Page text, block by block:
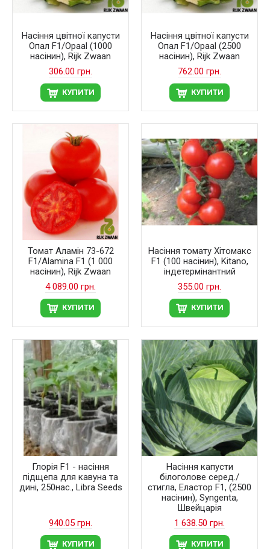
Насіння цвітної капусти
Опал F1/Opaal (1000
насінин), Rijk Zwaan
306.00 грн.
КУПИТИ
Насіння цвітної капусти
Опал F1/Opaal (2500
насінин), Rijk Zwaan
762.00 грн.
КУПИТИ
Томат Аламін 73-672
F1/Alamina F1 (1 000
насінин), Rijk Zwaan
4 089.00 грн.
КУПИТИ
Насіння томату Хітомакс
F1 (100 насінин), Kitano,
індетермінантний
355.00 грн.
КУПИТИ
Глорія F1 - насіння
підщепа для кавуна та
дині, 250нас., Libra Seeds
940.05 грн.
КУПИТИ
Насіння капусти
білоголове серед./
стигла, Еластор F1, (2500
насінин), Syngenta,
Швейцарія
1 638.50 грн.
КУПИТИ